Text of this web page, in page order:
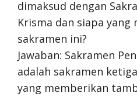
dimaksud dengan
Krisma dan siapa yang
sakramen ini?
Jawaban: Sakramen
adalah sakramen
yang memberikan